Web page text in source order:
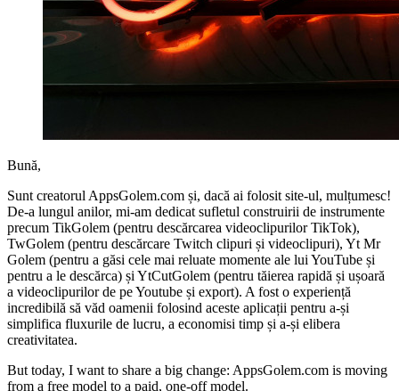
Bună,
Sunt creatorul AppsGolem.com și, dacă ai folosit site-ul, mulțumesc!
De-a lungul anilor, mi-am dedicat sufletul construirii de instrumente
precum TikGolem (pentru descărcarea videoclipurilor TikTok),
TwGolem (pentru descărcare Twitch clipuri și videoclipuri), Yt Mr
Golem (pentru a găsi cele mai reluate momente ale lui YouTube și
pentru a le descărca) și YtCutGolem (pentru tăierea rapidă și ușoară
a videoclipurilor de pe Youtube și export). A fost o experiență
incredibilă să văd oamenii folosind aceste aplicații pentru a-și
simplifica fluxurile de lucru, a economisi timp și a-și elibera
creativitatea.
But today, I want to share a big change: AppsGolem.com is moving
from a free model to a paid, one-off model.